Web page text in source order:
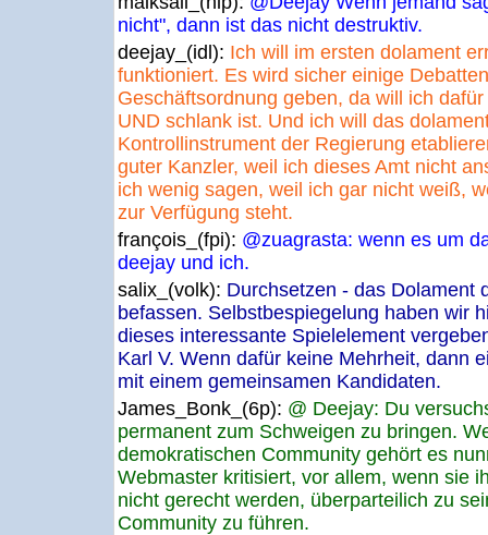
nicht", dann ist das nicht destruktiv.
deejay_(idl): Ich will im ersten dolament
funktioniert. Es wird sicher einige
Geschäftsordnung geben, da will ich
UND schlank ist. Und ich will das
Kontrollinstrument der Regierung
guter Kanzler, weil ich dieses Amt nicht
ich wenig sagen, weil ich gar nicht weiß,
zur Verfügung steht.
françois_(fpi): @zuagrasta: wenn es um
deejay und ich.
salix_(volk): Durchsetzen - das Dolament
befassen. Selbstbespiegelung haben wir
dieses interessante Spielelement
Karl V. Wenn dafür keine Mehrheit, dann
mit einem gemeinsamen Kandidaten.
James_Bonk_(6p): @ Deejay: Du
permanent zum Schweigen zu bringen.
demokratischen Community gehört es
Webmaster kritisiert, vor allem, wenn sie
nicht gerecht werden, überparteilich zu
Community zu führen.